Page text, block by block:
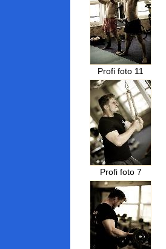
Profi foto 11
Profi foto 7